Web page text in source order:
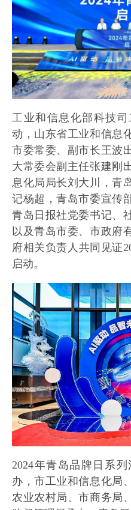
工业和信息化部科技
动，山东省工业和信息
市委常委、副市长王波
大常委会副主任张建刚
息化局局长刘大川，青
记杨超，青岛市委宣传
青岛日报社党委书记、
以及青岛市委、市政府
府相关负责人共同见证
启动。
2024年青岛品牌日系
办，市工业和信息化局
农业农村局、市商务局